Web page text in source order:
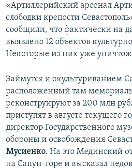
«Артиллерийский арсенал
слободки крепости
сообщили, что фактически на
выявлено 12 объектов
Некоторые из них уже
Займутся и окультуриванием
расположенный там
реконструируют за 200 млн
приступят в августе текущего
директор Государственного
обороны и освобождения
Мусиенко. На это Мединский
на Сапун-горе и высказал